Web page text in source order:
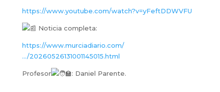
https://www.youtube.com/watch?v=yFeftDDWVFU
Noticia completa:
https://www.murciadiario.com/
…/20260526131001145015.html
Profesor : Daniel Parente.